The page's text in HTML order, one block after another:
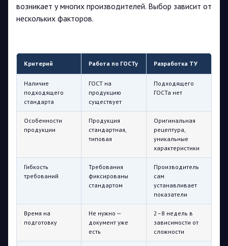
возникает у многих производителей. Выбор зависит от
нескольких факторов.
Критерий Работа по ГОСТу Разработка ТУ
Наличие
подходящего
стандарта
ГОСТ на
продукцию
существует
Подходящего
ГОСТа нет
Особенности
продукции
Продукция
стандартная,
типовая
Оригинальная
рецептура,
уникальные
характеристики
Гибкость
требований
Требования
фиксированы
стандартом
Производитель
сам
устанавливает
показатели
Время на
подготовку
Не нужно —
документ уже
есть
2–8 недель в
зависимости от
сложности